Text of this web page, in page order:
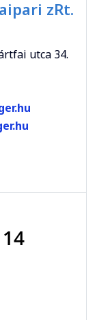
zRt.
utca 34.